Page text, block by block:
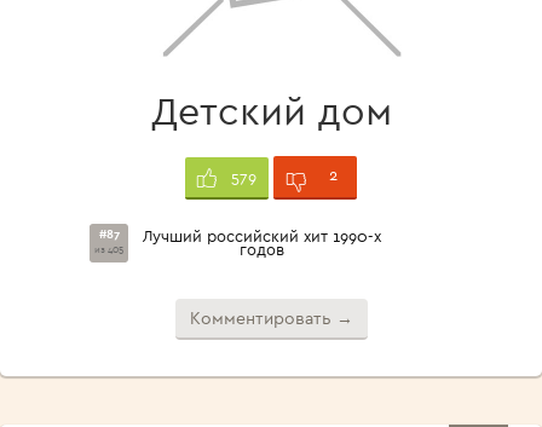
Детский дом
579 2
#87
из 405
Лучший российский хит 1990-х
годов
Комментировать →